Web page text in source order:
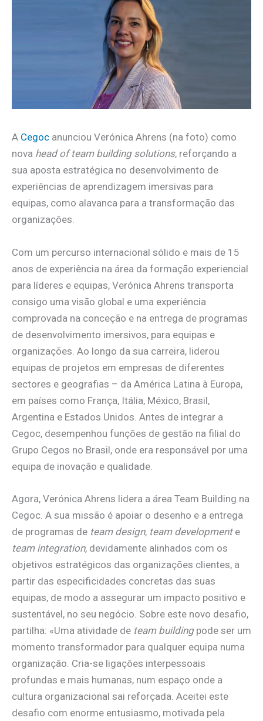
A Cegoc anunciou Verónica Ahrens (na foto) como
nova head of team building solutions, reforçando a
sua aposta estratégica no desenvolvimento de
experiências de aprendizagem imersivas para
equipas, como alavanca para a transformação das
organizações.
Com um percurso internacional sólido e mais de 15
anos de experiência na área da formação experiencial
para líderes e equipas, Verónica Ahrens transporta
consigo uma visão global e uma experiência
comprovada na conceção e na entrega de programas
de desenvolvimento imersivos, para equipas e
organizações. Ao longo da sua carreira, liderou
equipas de projetos em empresas de diferentes
sectores e geografias – da América Latina à Europa,
em países como França, Itália, México, Brasil,
Argentina e Estados Unidos. Antes de integrar a
Cegoc, desempenhou funções de gestão na filial do
Grupo Cegos no Brasil, onde era responsável por uma
equipa de inovação e qualidade.
Agora, Verónica Ahrens lidera a área Team Building na
Cegoc. A sua missão é apoiar o desenho e a entrega
de programas de team design, team developmente
team integration, devidamente alinhados com os
objetivos estratégicos das organizações clientes, a
partir das especificidades concretas das suas
equipas, de modo a assegurar um impacto positivo e
sustentável, no seu negócio. Sobre este novo desafio,
partilha: «Uma atividade de team buildingpode ser um
momento transformador para qualquer equipa numa
organização. Cria-se ligações interpessoais
profundas e mais humanas, num espaço onde a
cultura organizacional sai reforçada. Aceitei este
desafio com enorme entusiasmo, motivada pela